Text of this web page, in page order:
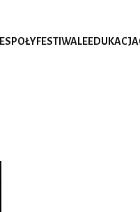
FESTIWALEEDUKACJA